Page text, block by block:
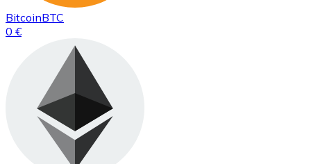
BitcoinBTC
0 €